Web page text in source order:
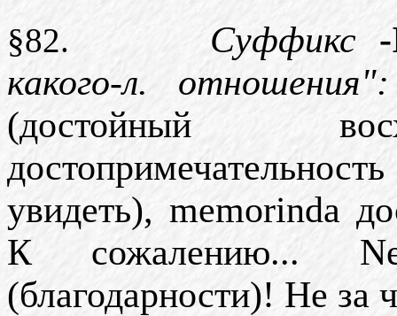
§82. Суффикс
какого-л. отношения":
(достойный
увидеть), memorinda
К сожалению...
(благодарности)! Не за